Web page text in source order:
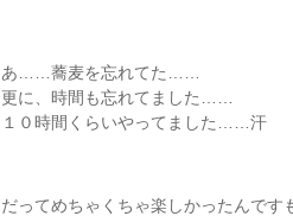
あ……蕎麦を忘れてた……
更に、時間も忘れてました……
１０時間くらいやってました……汗
だってめちゃくちゃ楽しかったんです